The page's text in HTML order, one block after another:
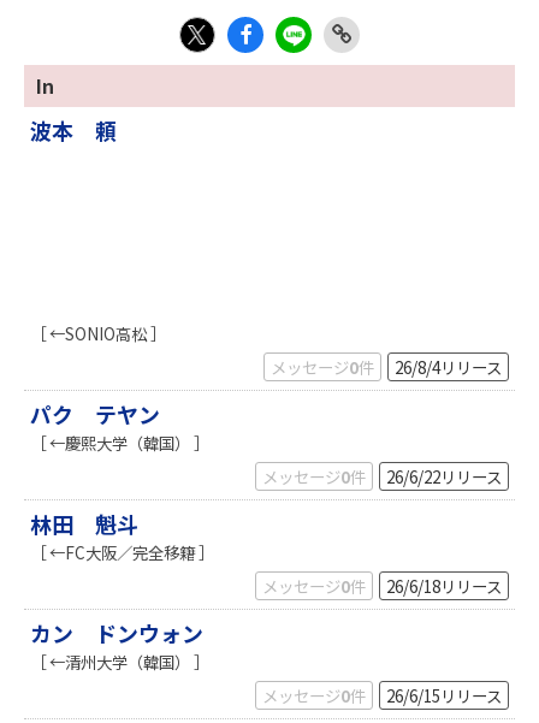
X
Fac
eb
LIN
E
Link
Copy
In
波本 頼
［ ←SONIO高松 ］
メッセージ0件 26/8/4リリース
パク テヤン
［ ←慶熙大学（韓国） ］
メッセージ0件 26/6/22リリース
林田 魁斗
［ ←FC大阪／完全移籍 ］
メッセージ0件 26/6/18リリース
カン ドンウォン
［ ←清州大学（韓国） ］
メッセージ0件 26/6/15 リリース